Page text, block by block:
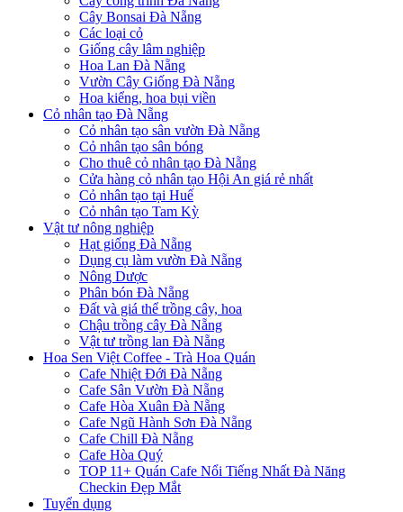
Cây Bonsai Đà Nẵng
Các loại cỏ
Giống cây lâm nghiệp
Hoa Lan Đà Nẵng
Vườn Cây Giống Đà Nẵng
Hoa kiểng, hoa bụi viền
Cỏ nhân tạo Đà Nẵng
Cỏ nhân tạo sân vườn Đà Nẵng
Cỏ nhân tạo sân bóng
Cho thuê cỏ nhân tạo Đà Nẵng
Cửa hàng cỏ nhân tạo Hội An giá rẻ nhất
Cỏ nhân tạo tại Huế
Cỏ nhân tạo Tam Kỳ
Vật tư nông nghiệp
Hạt giống Đà Nẵng
Dụng cụ làm vườn Đà Nẵng
Nông Dược
Phân bón Đà Nẵng
Đất và giá thể trồng cây, hoa
Chậu trồng cây Đà Nẵng
Vật tư trồng lan Đà Nẵng
Hoa Sen Việt Coffee - Trà Hoa Quán
Cafe Nhiệt Đới Đà Nẵng
Cafe Sân Vườn Đà Nẵng
Cafe Hòa Xuân Đà Nẵng
Cafe Ngũ Hành Sơn Đà Nẵng
Cafe Chill Đà Nẵng
Cafe Hòa Quý
TOP 11+ Quán Cafe Nổi Tiếng Nhất Đà Năng
Checkin Đẹp Mắt
Tuyển dụng